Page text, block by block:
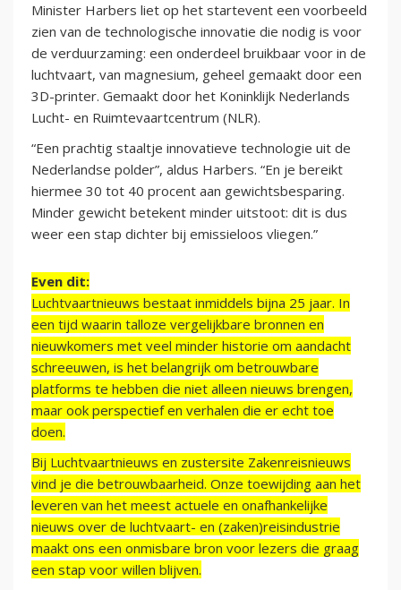
Minister Harbers liet op het startevent een voorbeeld
zien van de technologische innovatie die nodig is voor
de verduurzaming: een onderdeel bruikbaar voor in de
luchtvaart, van magnesium, geheel gemaakt door een
3D-printer. Gemaakt door het Koninklijk Nederlands
Lucht- en Ruimtevaartcentrum (NLR).
“Een prachtig staaltje innovatieve technologie uit de
Nederlandse polder”, aldus Harbers. “En je bereikt
hiermee 30 tot 40 procent aan gewichtsbesparing.
Minder gewicht betekent minder uitstoot: dit is dus
weer een stap dichter bij emissieloos vliegen.”
Even dit:
Luchtvaartnieuws bestaat inmiddels bijna 25 jaar. In
een tijd waarin talloze vergelijkbare bronnen en
nieuwkomers met veel minder historie om aandacht
schreeuwen, is het belangrijk om betrouwbare
platforms te hebben die niet alleen nieuws brengen,
maar ook perspectief en verhalen die er echt toe
doen.
Bij Luchtvaartnieuws en zustersite Zakenreisnieuws
vind je die betrouwbaarheid. Onze toewijding aan het
leveren van het meest actuele en onafhankelijke
nieuws over de luchtvaart- en (zaken)reisindustrie
maakt ons een onmisbare bron voor lezers die graag
een stap voor willen blijven.